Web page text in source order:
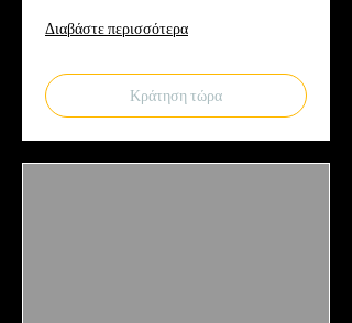
Διαβάστε περισσότερα
Κράτηση τώρα